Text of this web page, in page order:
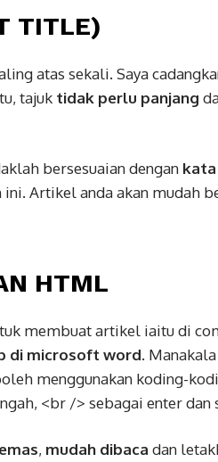
TITLE)
atas sekali. Saya
tajuk tidak perlu panjang
bersesuaian dengan
ini. Artikel anda akan mudah
HTML
membuat artikel iaitu di
di microsoft word.
menggunakan koding-
<br /> sebagai enter dan
, mudah dibaca dan